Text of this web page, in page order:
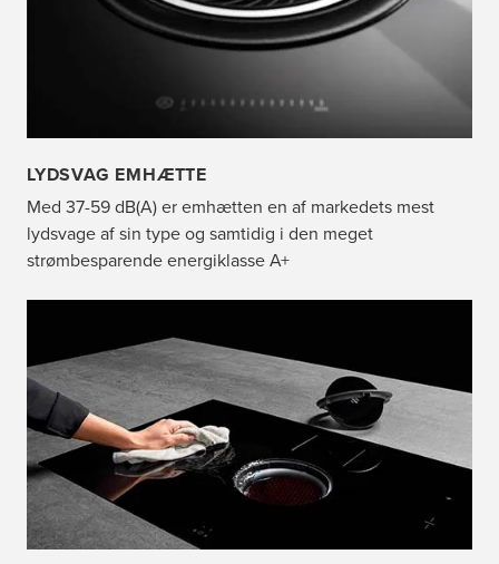
LYDSVAG EMHÆTTE
Med 37-59 dB(A) er emhætten en af markedets mest
lydsvage af sin type og samtidig i den meget
strømbesparende energiklasse A+